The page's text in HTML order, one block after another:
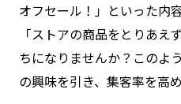
オフセール！」といった内
「ストアの商品をとりあ
ちになりませんか？このよ
の興味を引き、集客率を高